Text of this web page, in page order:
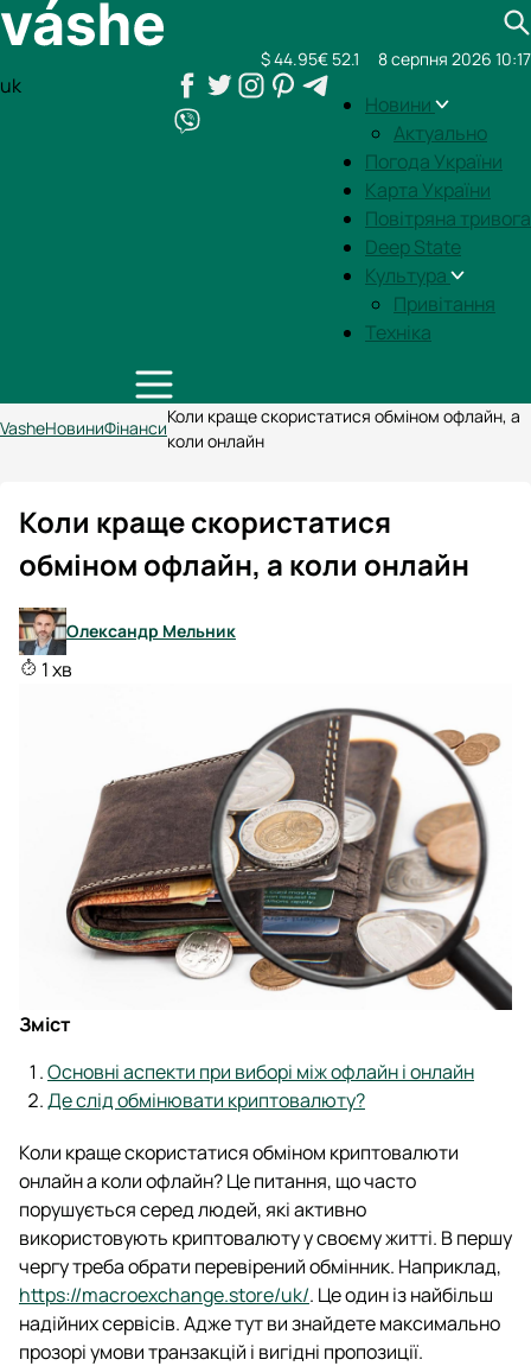
uk
Новини
Актуально
Погода України
Карта України
Повітряна тривога
Deep State
Культура
Привітання
Техніка
$ 44.95€ 52.1 8 серпня 2026 10:17
VasheНовиниФінанси
Коли краще скористатися обміном офлайн, а
коли онлайн
Коли краще скористатися
обміном офлайн, а коли онлайн
Олександр Мельник
1 хв
Зміст
Основні аспекти при виборі між офлайн і онлайн
Де слід обмінювати криптовалюту?
Коли краще скористатися обміном криптовалюти
онлайн а коли офлайн? Це питання, що часто
порушується серед людей, які активно
використовують криптовалюту у своєму житті. В першу
чергу треба обрати перевірений обмінник. Наприклад,
https://macroexchange.store/uk/. Це один із найбільш
надійних сервісів. Адже тут ви знайдете максимально
прозорі умови транзакцій і вигідні пропозиції.